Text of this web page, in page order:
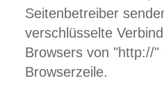
Seitenbetreiber
verschlüsselte
Browsers von "http://
Browserzeile.